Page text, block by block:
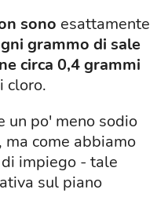
sono esattamente
grammo di sale
circa 0,4 grammi
cloro.
un po' meno sodio
come abbiamo
impiego - tale
sul piano